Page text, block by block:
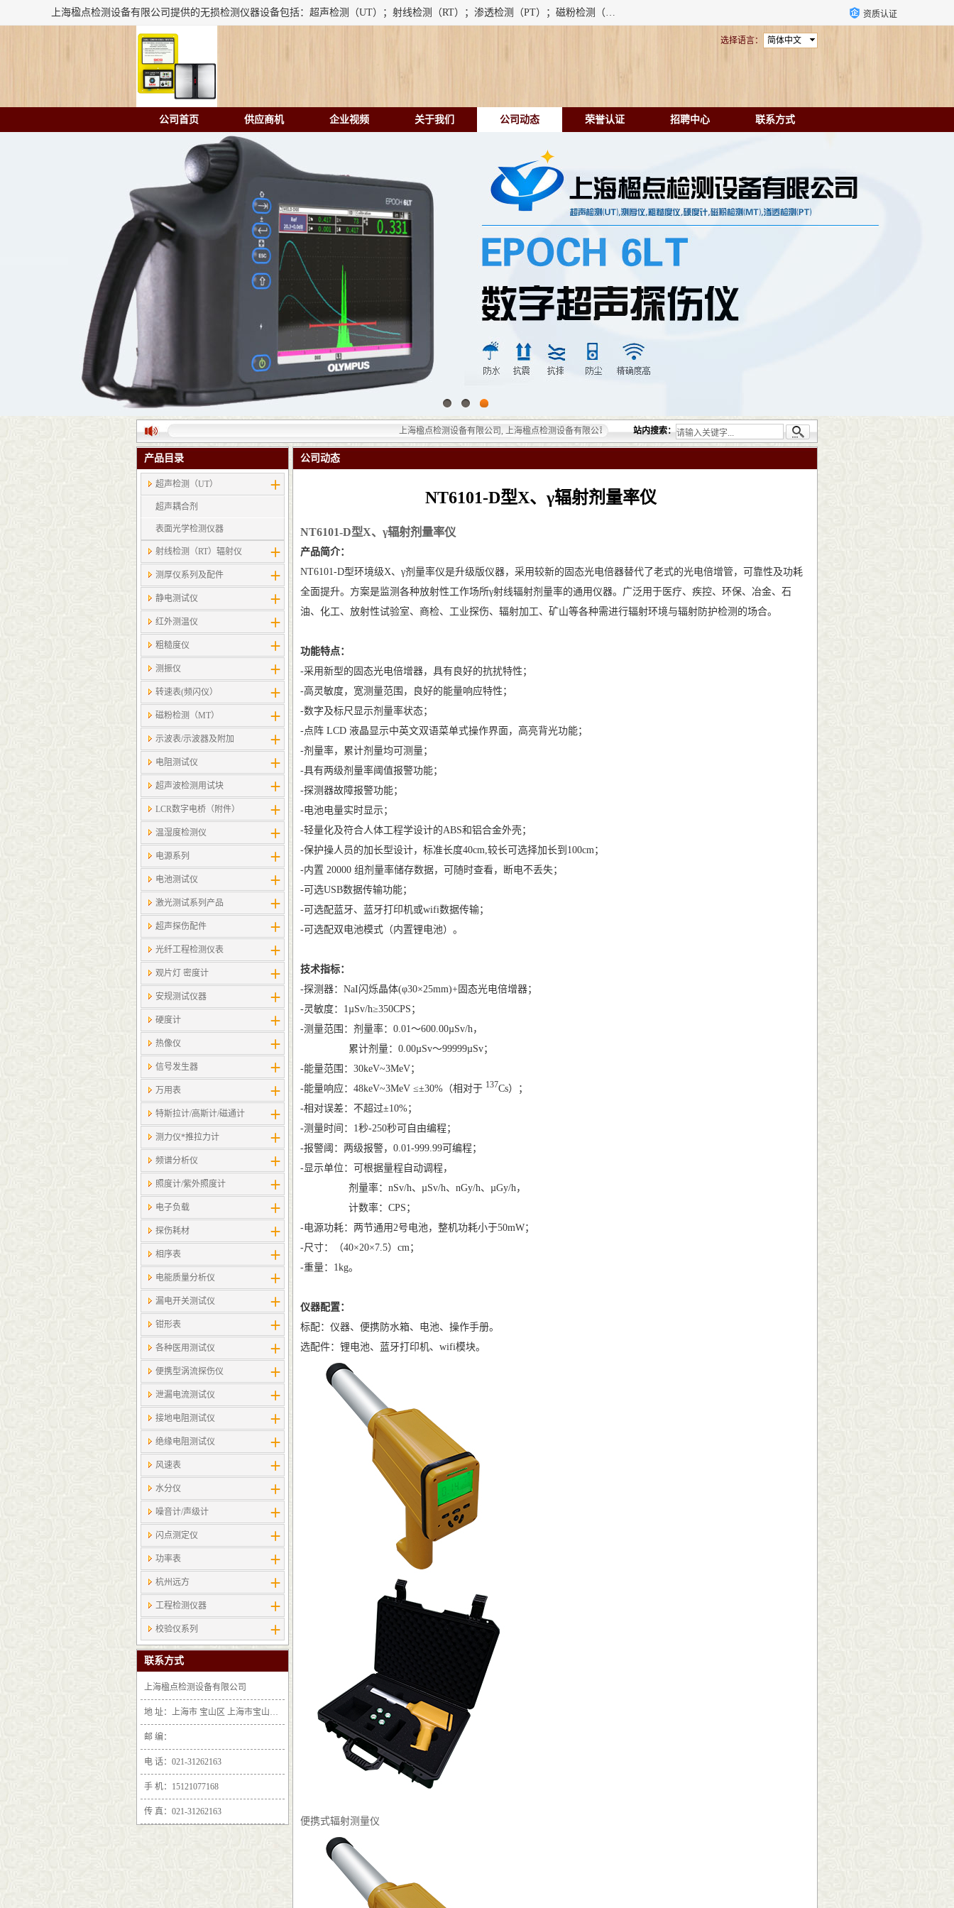
上海楹点检测设备有限公司提供的无损检测仪器设备包括：超声检测（UT）；射线检测（RT）；渗透检测（PT）；磁粉检测（MT）；涡流检测（ET）；化学用品（CH）、超声波相控阵、超声波测厚仪、超声导波、超声TOFD探伤仪、超声波探头、涡流探伤仪、涡流探头、涡流阵列、磁粉探伤机。代理以下品牌：汕超、美国GE(德国KK）、奥林巴斯（Olympus NDT）、美国磁通（Magnaflux）、DAKOTA等； 资质认证
简体中文
选择语言：
公司首页 供应商机 企业视频 关于我们 公司动态 荣誉认证 招聘中心 联系方式
上海楹点检测设备有限公司, 上海楹点检测设备有限公司提供的无损检测仪器设备包括：超声检测（UT）；射线检测（RT）；渗透检测（PT）；磁粉
站内搜索：
产品目录
超声检测（UT）
超声耦合剂
表面光学检测仪器
射线检测（RT）辐射仪
测厚仪系列及配件
静电测试仪
红外测温仪
粗糙度仪
测振仪
转速表(频闪仪）
磁粉检测（MT）
示波表/示波器及附加
电阻测试仪
超声波检测用试块
LCR数字电桥（附件）
温湿度检测仪
电源系列
电池测试仪
激光测试系列产品
超声探伤配件
光纤工程检测仪表
观片灯 密度计
安规测试仪器
硬度计
热像仪
信号发生器
万用表
特斯拉计/高斯计​/磁通计
测力仪*推拉力计
频谱分析仪
照度计/紫外照度计
电子负载
探伤耗材
相序表
电能质量分析仪
漏电开关测试仪
钳形表
各种医用测试仪
便携型涡流探伤仪
泄漏电流测试仪
接地电阻测试仪
绝缘电阻测试仪
风速表
水分仪
噪音计/声级计
闪点测定仪
功率表
杭州远方
工程检测仪器
校验仪系列
联系方式
上海楹点检测设备有限公司
地 址：上海市 宝山区 上海市宝山区沪太路6397号1-2层F25区1011室
邮 编：
电 话：021-31262163
手 机：15121077168
传 真：021-31262163
公司动态
NT6101-D型X、γ辐射剂量率仪
NT6101-D型X、γ辐射剂量率仪
产品简介：
NT6101-D型环境级X、γ剂量率仪是升级版仪器，采用较新的固态光电倍器替代了老式的光电倍增管，可靠性及功耗
全面提升。方案是监测各种放射性工作场所γ射线辐射剂量率的通用仪器。广泛用于医疗、疾控、环保、冶金、石
油、化工、放射性试验室、商检、工业探伤、辐射加工、矿山等各种需进行辐射环境与辐射防护检测的场合。
功能特点：
-采用新型的固态光电倍增器，具有良好的抗扰特性；
-高灵敏度，宽测量范围，良好的能量响应特性；
-数字及标尺显示剂量率状态；
-点阵 LCD 液晶显示中英文双语菜单式操作界面，高亮背光功能；
-剂量率，累计剂量均可测量；
-具有两级剂量率阈值报警功能；
-探测器故障报警功能；
-电池电量实时显示；
-轻量化及符合人体工程学设计的ABS和铝合金外壳；
-保护操人员的加长型设计，标准长度40cm,较长可选择加长到100cm；
-内置 20000 组剂量率储存数据，可随时查看，断电不丢失；
-可选USB数据传输功能；
-可选配蓝牙、蓝牙打印机或wifi数据传输；
-可选配双电池模式（内置锂电池）。
技术指标：
-探测器：NaI闪烁晶体(φ30×25mm)+固态光电倍增器；
-灵敏度：1µSv/h≥350CPS；
-测量范围：剂量率：0.01～600.00µSv/h，
累计剂量：0.00µSv～99999µSv；
-能量范围：30keV~3MeV；
-能量响应：48keV~3MeV ≤±30%（相对于 137Cs）；
-相对误差：不超过±10%；
-测量时间：1秒-250秒可自由编程；
-报警阈：两级报警，0.01-999.99可编程；
-显示单位：可根据量程自动调程，
剂量率：nSv/h、µSv/h、nGy/h、µGy/h，
计数率：CPS；
-电源功耗：两节通用2号电池，整机功耗小于50mW；
-尺寸： （40×20×7.5）cm；
-重量：1kg。
仪器配置：
标配：仪器、便携防水箱、电池、操作手册。
选配件：锂电池、蓝牙打印机、wifi模块。
便携式辐射测量仪